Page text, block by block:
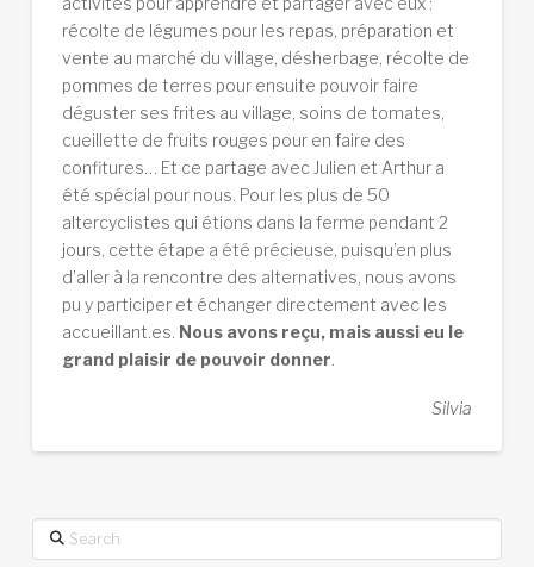
récolte de légumes pour les repas, préparation et
vente au marché du village, désherbage, récolte de
pommes de terres pour ensuite pouvoir faire
déguster ses frites au village, soins de tomates,
cueillette de fruits rouges pour en faire des
confitures… Et ce partage avec Julien et Arthur a
été spécial pour nous. Pour les plus de 50
altercyclistes qui étions dans la ferme pendant 2
jours, cette étape a été précieuse, puisqu’en plus
d’aller à la rencontre des alternatives, nous avons
pu y participer et échanger directement avec les
accueillant.es. Nous avons reçu, mais aussi eu le
grand plaisir de pouvoir donner
Silvia
Search